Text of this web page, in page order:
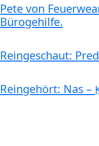
Pete von
Bürogehilfe.
Reingeschaut:
Reingehört: Nas –